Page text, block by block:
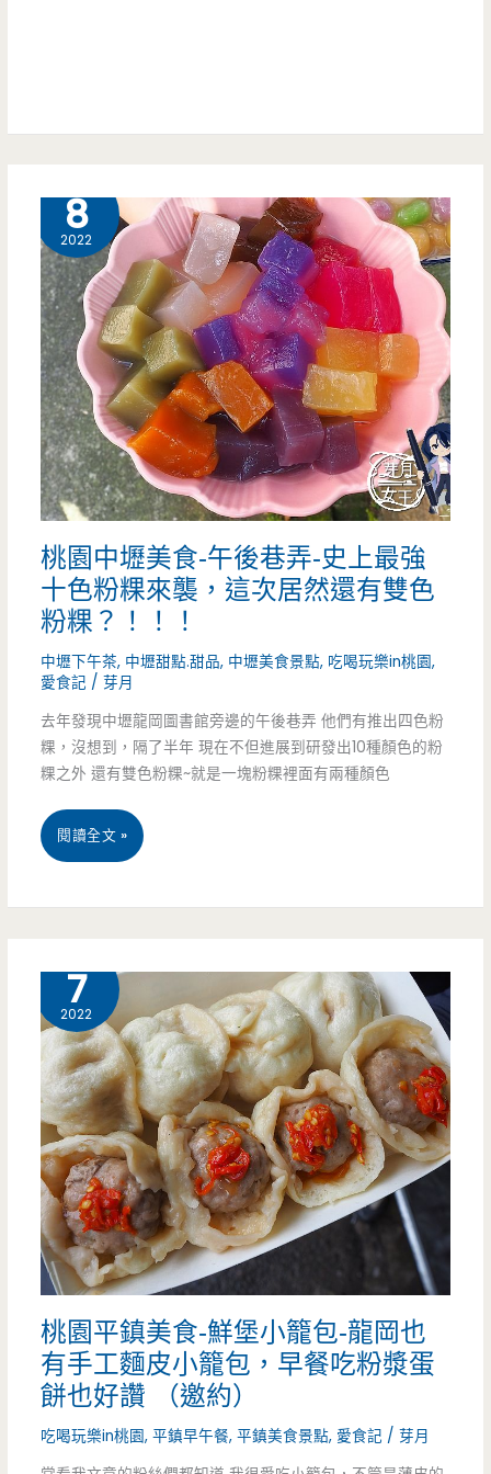
園
不
起
眼
小
店，
限
量
脆
皮
豬
肉
超
香
的
好
8
2022
桃園中壢美食-午後巷弄-史上最強
十色粉粿來襲，這次居然還有雙色
粉粿？！！！
中壢下午茶, 中壢甜點.甜品, 中壢美食景點, 吃喝玩樂in桃園,
愛食記 /芽月
去年發現中壢龍岡圖書館旁邊的午後巷弄 他們有推出四色粉
粿，沒想到，隔了半年 現在不但進展到研發出10種顏色的粉
粿之外 還有雙色粉粿~就是一塊粉粿裡面有兩種顏色
桃
美
食-
午
後
巷
弄-
史
上
最
強
閱讀全文 »
7
2022
桃園平鎮美食-鮮堡小籠包-龍岡也
有手工麵皮小籠包，早餐吃粉漿蛋
餅也好讚 （邀約）
吃喝玩樂in桃園,平鎮早午餐,平鎮美食景點, 愛食記 /芽月